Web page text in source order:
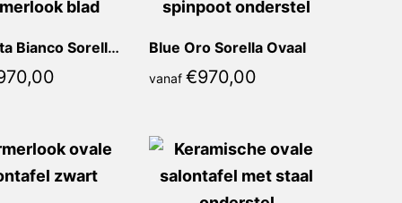
Calacatta Bianco Sorella Ovaal Blue Oro Sorella Ovaal
vanaf €970,00